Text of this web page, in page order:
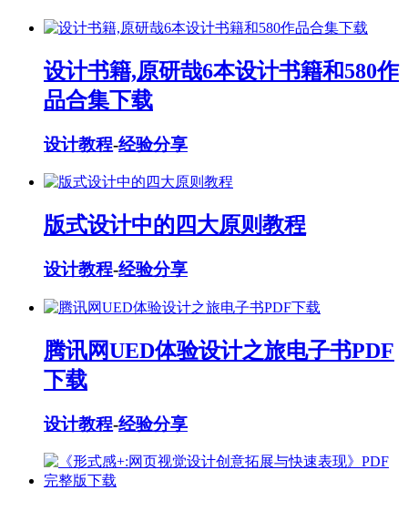
设计书籍,原研哉6本设计书籍和580作
品合集下载
设计教程-经验分享
版式设计中的四大原则教程
设计教程-经验分享
腾讯网UED体验设计之旅电子书PDF
下载
设计教程-经验分享